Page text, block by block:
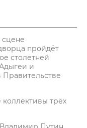
сцене
пройдёт
столетней
и
коллективы трёх